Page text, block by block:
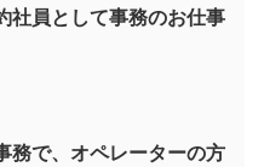
社員として事務のお仕事
務で、オペレーターの方